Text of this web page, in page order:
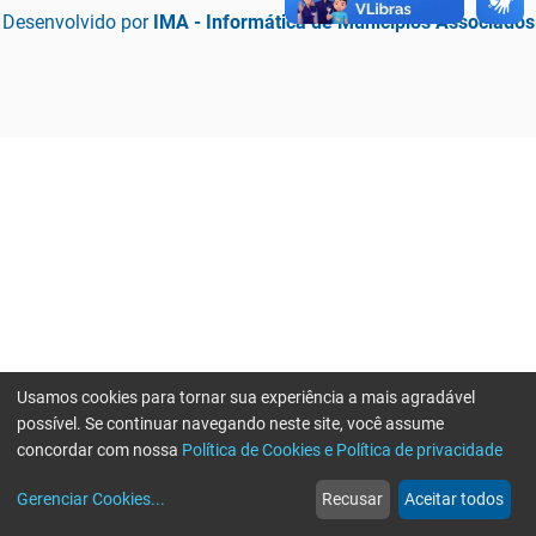
Desenvolvido por IMA - Informática de Municípios Associados
web
Notícias
more_horiz
Mais
Usamos cookies para tornar sua experiência a mais agradável
possível. Se continuar navegando neste site, você assume
concordar com nossa Política de Cookies e Política de privacidade
Gerenciar Cookies... Recusar Aceitar todos
Erro ao enviar informações, por favor tente novamente